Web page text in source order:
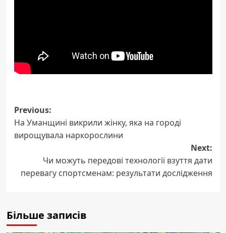
Post
navigation
Previous:
На Уманщині викрили жінку, яка на городі
вирощувала наркорослини
Next:
Чи можуть передові технології взуття дати
перевагу спортсменам: результати дослідження
Більше записів